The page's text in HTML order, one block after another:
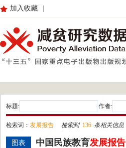
加入收藏
标题: 作者:
检索词： 发展报告 检索到 136 条相关信息
图表 中国民族教育发展报告